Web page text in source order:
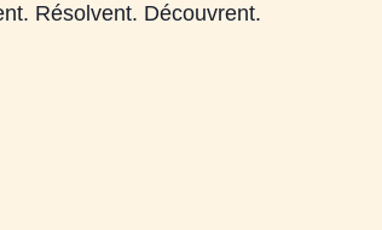
Résolvent. Découvrent.